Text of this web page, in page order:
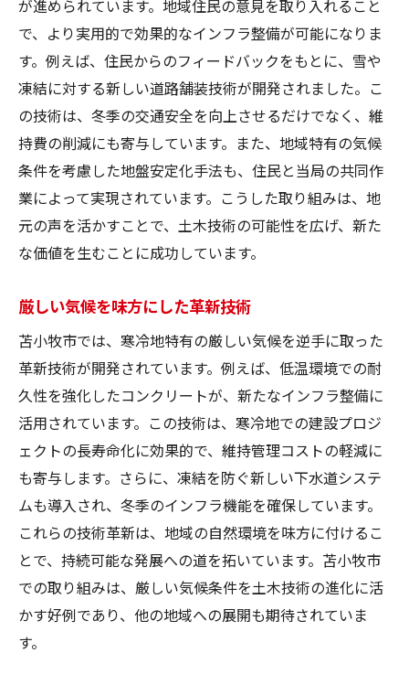
が進められています。地域住民の意見を取り入れること
で、より実用的で効果的なインフラ整備が可能になりま
す。例えば、住民からのフィードバックをもとに、雪や
凍結に対する新しい道路舗装技術が開発されました。こ
の技術は、冬季の交通安全を向上させるだけでなく、維
持費の削減にも寄与しています。また、地域特有の気候
条件を考慮した地盤安定化手法も、住民と当局の共同作
業によって実現されています。こうした取り組みは、地
元の声を活かすことで、土木技術の可能性を広げ、新た
な価値を生むことに成功しています。
厳しい気候を味方にした革新技術
苫小牧市では、寒冷地特有の厳しい気候を逆手に取った
革新技術が開発されています。例えば、低温環境での耐
久性を強化したコンクリートが、新たなインフラ整備に
活用されています。この技術は、寒冷地での建設プロジ
ェクトの長寿命化に効果的で、維持管理コストの軽減に
も寄与します。さらに、凍結を防ぐ新しい下水道システ
ムも導入され、冬季のインフラ機能を確保しています。
これらの技術革新は、地域の自然環境を味方に付けるこ
とで、持続可能な発展への道を拓いています。苫小牧市
での取り組みは、厳しい気候条件を土木技術の進化に活
かす好例であり、他の地域への展開も期待されていま
す。